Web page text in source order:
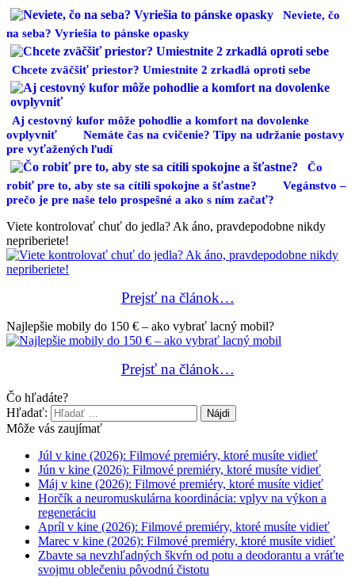
Neviete, čo
na seba? Vyriešia to pánske opasky
Chcete zväčšiť priestor? Umiestnite 2 zrkadlá oproti sebe
Aj cestovný kufor môže pohodlie a komfort na dovolenke
ovplyvniť
Nemáte čas na cvičenie? Tipy na udržanie postavy
pre vyťažených ľudí
Čo
robiť pre to, aby ste sa cítili spokojne a šťastne?
Vegánstvo –
prečo je pre naše telo prospešné a ako s ním začať?
Viete kontrolovať chuť do jedla? Ak áno, pravdepodobne nikdy
nepriberiete!
Prejsť na článok…
Najlepšie mobily do 150 € – ako vybrať lacný mobil?
Prejsť na článok…
Čo hľadáte?
Hľadať:
Môže vás zaujímať
Júl v kine (2026): Filmové premiéry, ktoré musíte vidieť
Jún v kine (2026): Filmové premiéry, ktoré musíte vidieť
Máj v kine (2026): Filmové premiéry, ktoré musíte vidieť
Horčík a neuromuskulárna koordinácia: vplyv na výkon a
regeneráciu
Apríl v kine (2026): Filmové premiéry, ktoré musíte vidieť
Marec v kine (2026): Filmové premiéry, ktoré musíte vidieť
Zbavte sa nevzhľadných škvŕn od potu a deodorantu a vráťte
svojmu oblečeniu pôvodnú čistotu